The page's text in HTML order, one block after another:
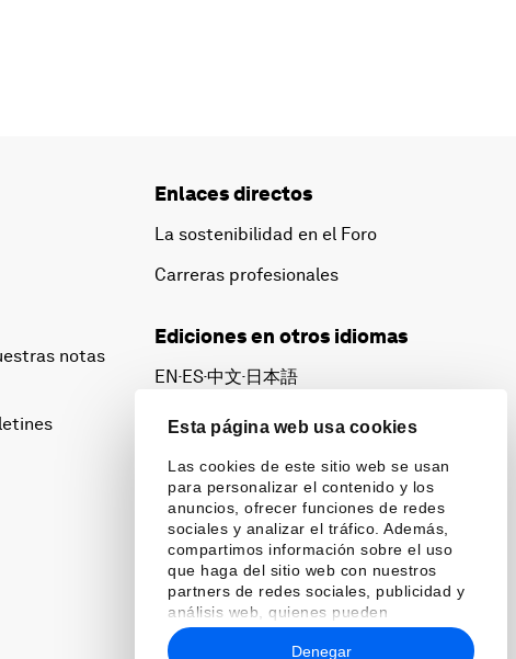
Esta página web usa cookies
Las cookies de este sitio web se usan
para personalizar el contenido y los
anuncios, ofrecer funciones de redes
sociales y analizar el tráfico. Además,
compartimos información sobre el uso
que haga del sitio web con nuestros
partners de redes sociales, publicidad y
análisis web, quienes pueden
combinarla con otra información que les
haya proporcionado o que hayan
Denegar
notas
Enlaces directos
La sostenibilidad en el Foro
Carreras profesionales
Ediciones en otros idiomas
EN▪ES▪中文▪ 日本語